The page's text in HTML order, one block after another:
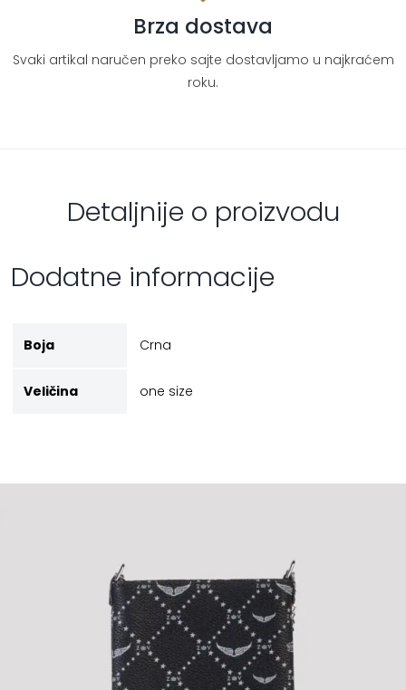
Brza dostava
Svaki artikal naručen preko sajte dostavljamo u najkraćem
roku.
Detaljnije o proizvodu
Dodatne informacije
Boja Crna
Veličina one size